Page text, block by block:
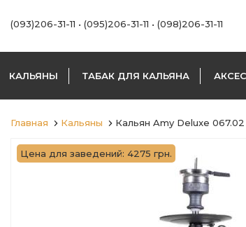
(093)206-31-11 • (095)206-31-11 • (098)206-31-11
КАЛЬЯНЫ ТАБАК ДЛЯ КАЛЬЯНА
Главная Кальяны Кальян Amy Deluxe
Цена для заведений: 4275 грн.